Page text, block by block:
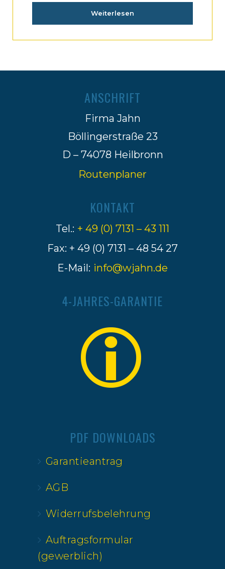
Weiterlesen
ANSCHRIFT
Firma Jahn
Böllingerstraße 23
D – 74078 Heilbronn
Routenplaner
KONTAKT
Tel.: + 49 (0) 7131 – 43 111
Fax: + 49 (0) 7131 – 48 54 27
E-Mail: info@wjahn.de
4-JAHRES-GARANTIE
PDF DOWNLOADS
Garantieantrag
AGB
Widerrufsbelehrung
Auftragsformular
(gewerblich)